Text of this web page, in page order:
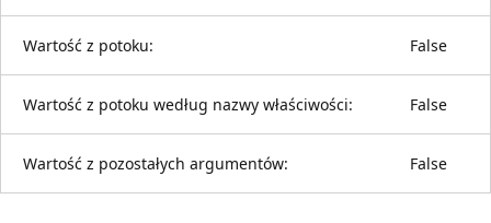
Wartość z potoku: False
Wartość z potoku według nazwy właściwości: False
Wartość z pozostałych argumentów: False